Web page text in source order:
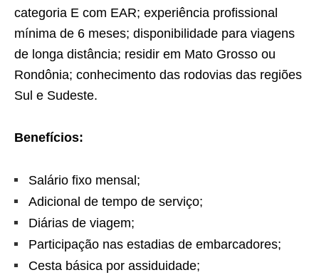
categoria E com EAR; experiência profissional
mínima de 6 meses; disponibilidade para viagens
de longa distância; residir em Mato Grosso ou
Rondônia; conhecimento das rodovias das regiões
Sul e Sudeste.
Benefícios:
Salário fixo mensal;
Adicional de tempo de serviço;
Diárias de viagem;
Participação nas estadias de embarcadores;
Cesta básica por assiduidade;